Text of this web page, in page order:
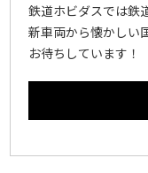
鉄道ホビダスでは鉄
新車両から懐かしい
お待ちしています！